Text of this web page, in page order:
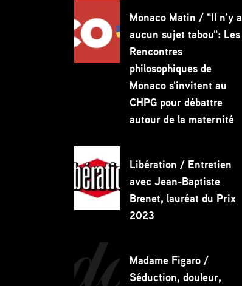
Monaco Matin / "Il n’y a
aucun sujet tabou": Les
Rencontres
philosophiques de
Monaco s'invitent au
CHPG pour débattre
autour de la maternité
Libération / Entretien
avec Jean-Baptiste
Brenet, lauréat du Prix
2023
Madame Figaro /
Séduction, douleur,